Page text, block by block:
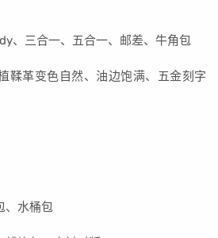
、三合一、五合一、邮差、牛角包
鞣革变色自然、油边饱满、五金刻字
、水桶包